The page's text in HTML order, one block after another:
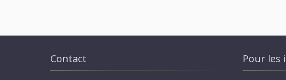
Contact Pour les